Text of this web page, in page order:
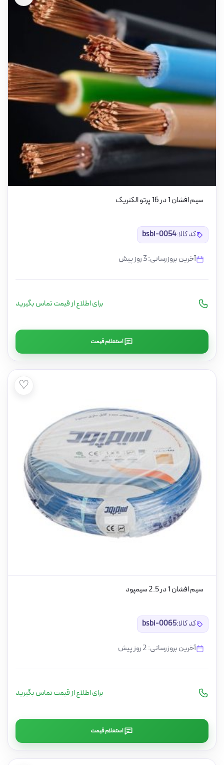
سیم افشان 1 در 16 پرتو الکتریک
کد کالا:bsbi-0054
آخرین بروزرسانی: 3 روز پیش
برای اطلاع از قیمت تماس بگیرید
استعلام قیمت
♡
سیم افشان 1 در 2.5 سیمپود
کد کالا:bsbi-0065
آخرین بروزرسانی: 2 روز پیش
برای اطلاع از قیمت تماس بگیرید
استعلام قیمت